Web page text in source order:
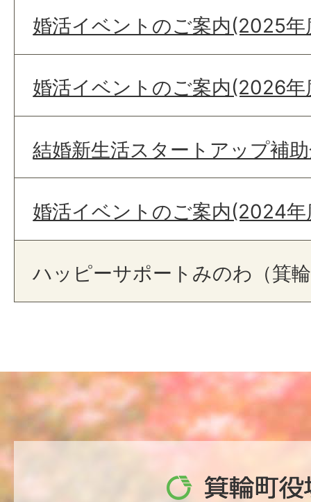
婚活イベントのご案内(2025年
婚活イベントのご案内(2026年
結婚新生活スタートアップ補
婚活イベントのご案内(2024年
ハッピーサポートみのわ（箕
箕